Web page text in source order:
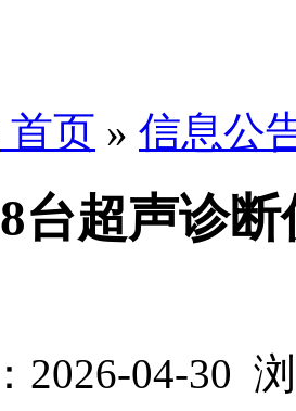
首页 » 信息公
台超声诊
2026-04-30